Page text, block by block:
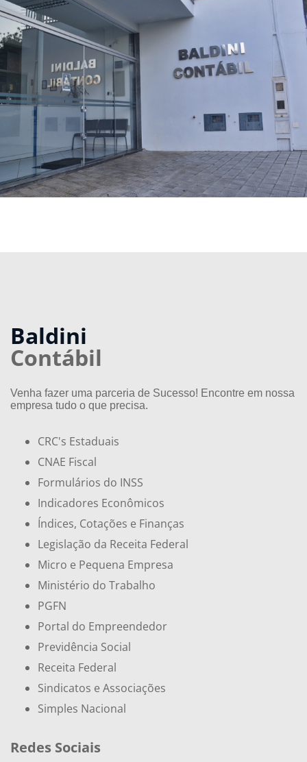
Baldini
Contábil
Venha fazer uma parceria de Sucesso! Encontre em nossa
empresa tudo o que precisa.
CRC's Estaduais
CNAE Fiscal
Formulários do INSS
Indicadores Econômicos
Índices, Cotações e Finanças
Legislação da Receita Federal
Micro e Pequena Empresa
Ministério do Trabalho
PGFN
Portal do Empreendedor
Previdência Social
Receita Federal
Sindicatos e Associações
Simples Nacional
Redes Sociais